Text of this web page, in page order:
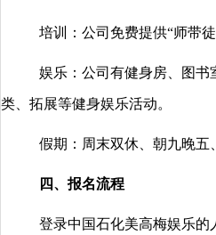
培训：公司免费提供“师带
娱乐：公司有健身房、图
类、拓展等健身娱乐活动。
假期：周末双休、朝九晚
四、报名流程
登录中国石化美高梅娱乐